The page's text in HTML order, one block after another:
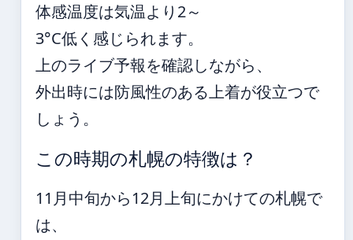
体感温度は気温より2～
3°C低く感じられます。
上のライブ予報を確認しながら、
外出時には防風性のある上着が役立つで
しょう。
この時期の札幌の特徴は？
11月中旬から12月上旬にかけての札幌で
は、